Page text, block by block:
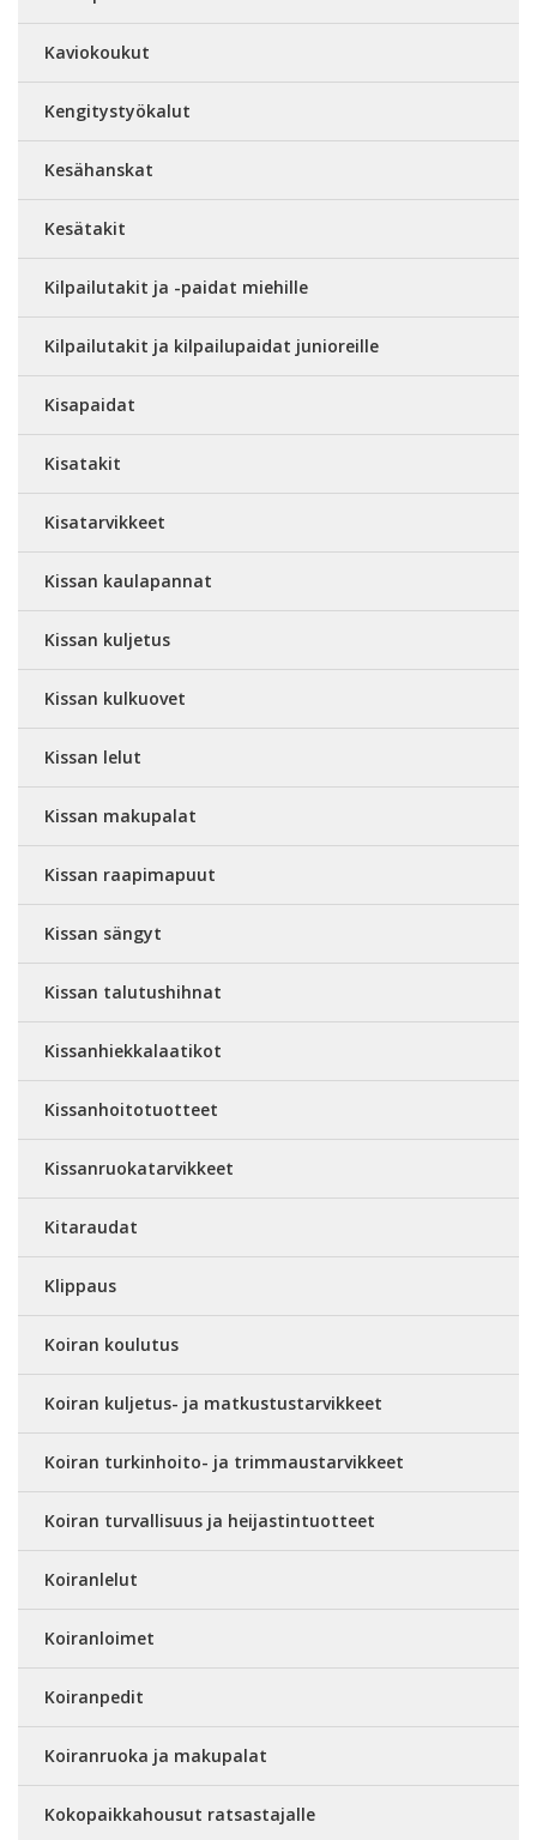
Kaviokoukut
Kengitystyökalut
Kesähanskat
Kesätakit
Kilpailutakit ja -paidat miehille
Kilpailutakit ja kilpailupaidat junioreille
Kisapaidat
Kisatakit
Kisatarvikkeet
Kissan kaulapannat
Kissan kuljetus
Kissan kulkuovet
Kissan lelut
Kissan makupalat
Kissan raapimapuut
Kissan sängyt
Kissan talutushihnat
Kissanhiekkalaatikot
Kissanhoitotuotteet
Kissanruokatarvikkeet
Kitaraudat
Klippaus
Koiran koulutus
Koiran kuljetus- ja matkustustarvikkeet
Koiran turkinhoito- ja trimmaustarvikkeet
Koiran turvallisuus ja heijastintuotteet
Koiranlelut
Koiranloimet
Koiranpedit
Koiranruoka ja makupalat
Kokopaikkahousut ratsastajalle